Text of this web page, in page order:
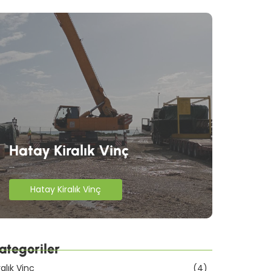
Hatay Kiralık Vinç
...
Hatay Kiralık Vinç
Vinç (4)